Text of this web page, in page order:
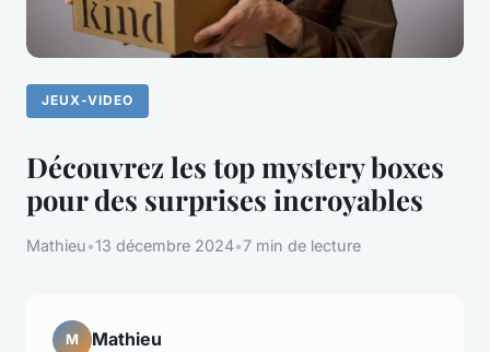
JEUX-VIDEO
Découvrez les top mystery boxes
pour des surprises incroyables
Mathieu•13 décembre 2024•7 min de lecture
M Mathieu